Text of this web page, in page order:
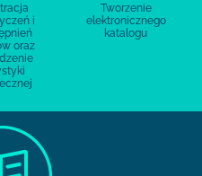
i
oraz
Tworzenie
elektronicznego
katalogu